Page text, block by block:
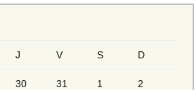
J V S D
30 31 1 2